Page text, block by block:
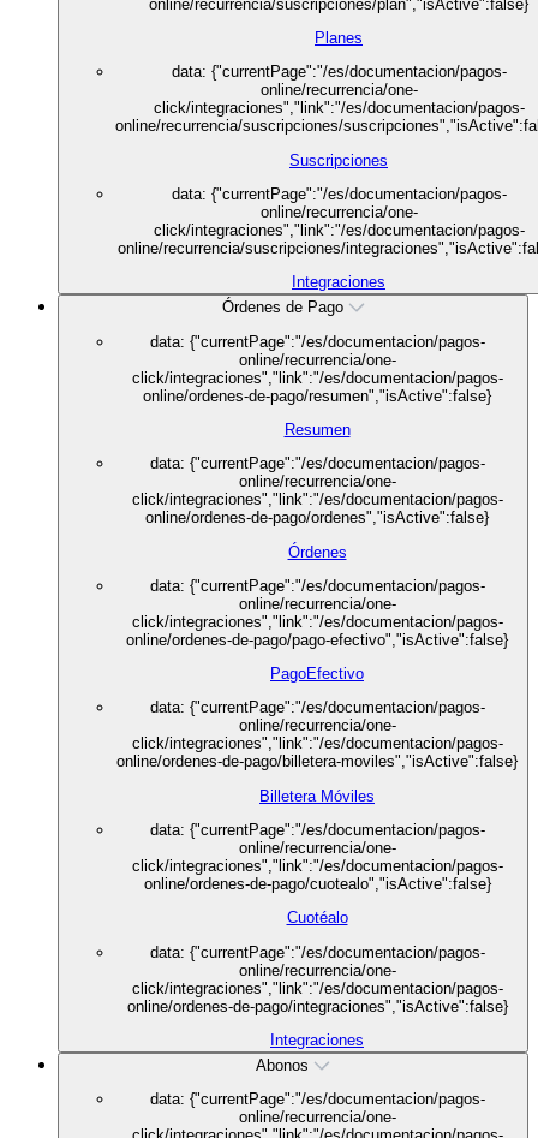
online/recurrencia/suscripciones/plan","isActive":false}
Planes
data: {"currentPage":"/es/documentacion/pagos-
online/recurrencia/one-
click/integraciones","link":"/es/documentacion/pagos-
online/recurrencia/suscripciones/
Suscripciones
data: {"currentPage":"/es/documentacion/pagos-
online/recurrencia/one-
click/integraciones","link":"/es/documentacion/pagos-
online/recurrencia/suscripciones/
Integraciones
Órdenes de Pago
data: {"currentPage":"/es/documentacion/pagos-
online/recurrencia/one-
click/integraciones","link":"/es/documentacion/pagos-
online/ordenes-de-pago/resumen","isActive":false}
Resumen
data: {"currentPage":"/es/documentacion/pagos-
online/recurrencia/one-
click/integraciones","link":"/es/documentacion/pagos-
online/ordenes-de-pago/ordenes","isActive":false}
Órdenes
data: {"currentPage":"/es/documentacion/pagos-
online/recurrencia/one-
click/integraciones","link":"/es/documentacion/pagos-
online/ordenes-de-pago/pago-efectivo","isActive":false}
PagoEfectivo
data: {"currentPage":"/es/documentacion/pagos-
online/recurrencia/one-
click/integraciones","link":"/es/documentacion/pagos-
online/ordenes-de-pago/billetera-moviles","isActive":false}
Billetera Móviles
data: {"currentPage":"/es/documentacion/pagos-
online/recurrencia/one-
click/integraciones","link":"/es/documentacion/pagos-
online/ordenes-de-pago/cuotealo","isActive":false}
Cuotéalo
data: {"currentPage":"/es/documentacion/pagos-
online/recurrencia/one-
click/integraciones","link":"/es/documentacion/pagos-
online/ordenes-de-pago/integraciones","isActive":false}
Integraciones
Abonos
data: {"currentPage":"/es/documentacion/pagos-
online/recurrencia/one-